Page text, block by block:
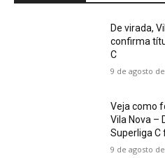
De virada,
confirma
C
9 de agosto
Veja como
Vila Nova –
Superliga C
9 de agosto